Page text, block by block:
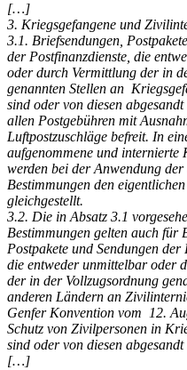
[…]
3. Kriegsgefangene und
3.1. Briefsendungen,
der Postfinanzdienste, die
oder durch Vermittlung der in
genannten Stellen an
sind oder von diesen
allen Postgebühren mit
Luftpostzuschläge befreit. In
aufgenommene und internierte
werden bei der Anwendung der
Bestimmungen den
gleichgestellt.
3.2. Die in Absatz 3.1
Bestimmungen gelten auch für
Postpakete und Sendungen der
die entweder unmittelbar oder
der in der Vollzugsordnung
anderen Ländern an
Genfer Konvention vom 12.
Schutz von Zivilpersonen in
sind oder von diesen abgesandt
[…]